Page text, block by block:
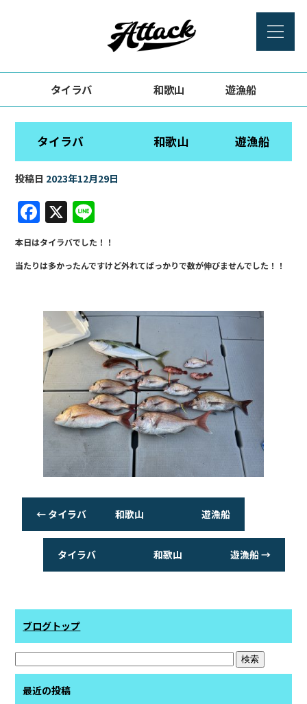
タイラバ 和歌山 遊漁船
タイラバ 和歌山 遊漁船
投稿日 2023年12月29日
F
a
c
e
o
o
k
X
n
e
本日はタイラバでした！！
当たりは多かったんですけど外れてばっかりで数が伸びませんでした！！
← タイラバ 和歌山 遊漁船
タイラバ 和歌山 遊漁船→
ブログトップ
最近の投稿